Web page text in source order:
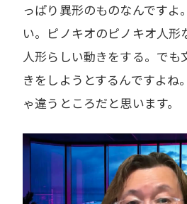
っぱり異形のものなんですよ
い。ピノキオのピノキオ人形
人形らしい動きをする。でも
きをしようとするんですよね
ゃ違うところだと思います。